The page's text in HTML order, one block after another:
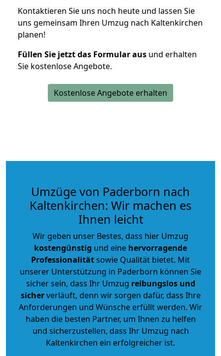
Kontaktieren Sie uns noch heute und lassen Sie
uns gemeinsam Ihren Umzug nach Kaltenkirchen
planen!
Füllen Sie jetzt das Formular aus und erhalten
Sie kostenlose Angebote.
Kostenlose Angebote erhalten
Umzüge von Paderborn nach
Kaltenkirchen: Wir machen es
Ihnen leicht
Wir geben unser Bestes, dass hier Umzug
kostengünstig und eine hervorragende
Professionalitätsowie Qualität bietet. Mit
unserer Unterstützung in Paderborn können Sie
sicher sein, dass Ihr Umzug reibungslos und
sicherverläuft, denn wir sorgen dafür, dass Ihre
Anforderungen und Wünsche erfüllt werden. Wir
haben die besten Partner, um Ihnen zu helfen
und sicherzustellen, dass Ihr Umzug nach
Kaltenkirchen ein erfolgreicher ist.